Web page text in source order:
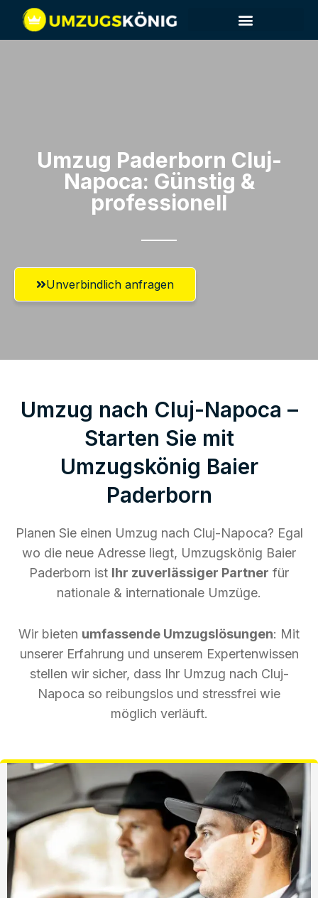
Umzug Paderborn​ Cluj-
Napoca: Günstig &
professionell​
Unverbindlich anfragen
Umzug nach Cluj-Napoca –
Starten Sie mit
Umzugskönig Baier
Paderborn
Planen Sie einen Umzug nach Cluj-Napoca? Egal
wo die neue Adresse liegt, Umzugskönig Baier
Paderborn ist Ihr zuverlässiger Partner für
nationale & internationale Umzüge.
Wir bieten umfassende Umzugslösungen: Mit
unserer Erfahrung und unserem Expertenwissen
stellen wir sicher, dass Ihr Umzug nach Cluj-
Napoca so reibungslos und stressfrei wie
möglich verläuft.